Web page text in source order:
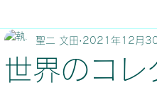
世界のコレ
聖二 文田 2021年12月